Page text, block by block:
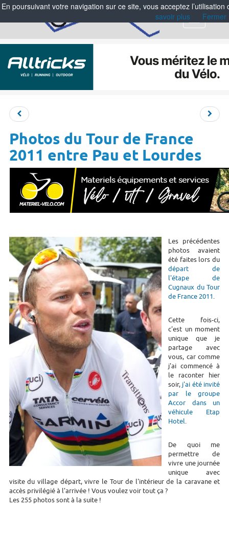
Menu
Photos du Tour de France
2011 entre Pau et Lourdes
Les précédentes
photos avaient
été faites lors du
départ de
l'étape de
Cugnaux du Tour
de France 2011.
Cette fois-ci,
c'est un moment
unique que je
partage avec
vous, car comme
j'ai commencé à
le raconter hier
soir, j'ai été invité
par le groupe
Accor dans un
véhicule Etap
Hotel.
De quoi me
permettre de
vivre une journée
unique avec
visite du village départ, vivre le Tour de l'intérieur de la caravane et
accès privilégié à l'arrivée ! Vous voulez voir tout ça ?
Les 255 photos sont à la suite !
En poursuivant votre navigation sur ce site, vous acceptez
savoir plus
Fermer